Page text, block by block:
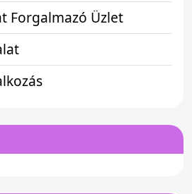
Forgalmazó Üzlet